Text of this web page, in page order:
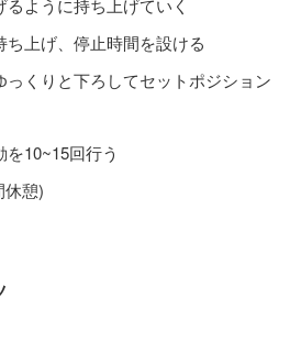
ように持ち上げていく
ち上げ、停止時間を設ける
っくりと下ろしてセットポジション
10~15回行う
休憩)